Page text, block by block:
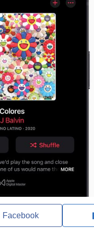
Facebook